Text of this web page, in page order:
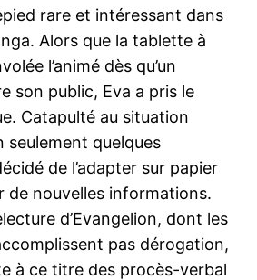
rare et intéressant dans
Alors que la tablette à
l’animé dès qu’un
son public, Eva a pris le
Catapulté au situation
seulement quelques
de l’adapter sur papier
de nouvelles informations.
d’Evangelion, dont les
pas dérogation,
à ce titre des procès-verbal